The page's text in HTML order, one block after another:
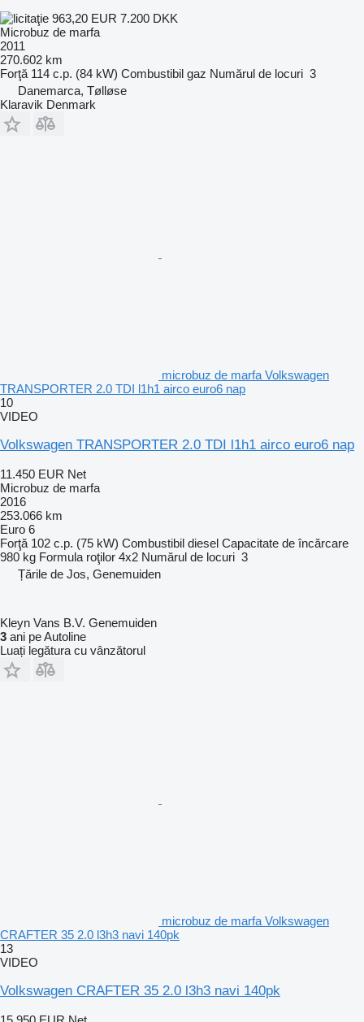
963,20 EUR 7.200 DKK
Microbuz de marfa
2011
270.602 km
Forţă 114 c.p. (84 kW) Combustibil gaz Numărul de locuri 3
Danemarca, Tølløse
Klaravik Denmark
microbuz de marfa Volkswagen
TRANSPORTER 2.0 TDI l1h1 airco euro6 nap
10
VIDEO
Volkswagen TRANSPORTER 2.0 TDI l1h1 airco euro6 nap
11.450 EUR Net
Microbuz de marfa
2016
253.066 km
Euro 6
Forţă 102 c.p. (75 kW) Combustibil diesel Capacitate de încărcare
980 kg Formula roţilor 4x2 Numărul de locuri 3
Țările de Jos, Genemuiden
Kleyn Vans B.V. Genemuiden
3 ani pe Autoline
Luați legătura cu vânzătorul
microbuz de marfa Volkswagen
CRAFTER 35 2.0 l3h3 navi 140pk
13
VIDEO
Volkswagen CRAFTER 35 2.0 l3h3 navi 140pk